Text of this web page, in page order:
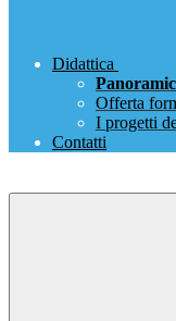
Didattica
Offerta
I progetti
Contatti